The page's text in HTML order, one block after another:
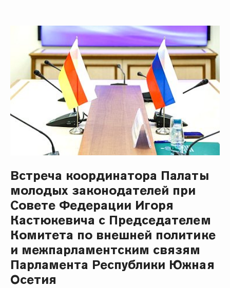
Встреча координатора Палаты
молодых законодателей при
Совете Федерации Игоря
Кастюкевича с Председателем
Комитета по внешней политике
и межпарламентским связям
Парламента Республики Южная
Осетия